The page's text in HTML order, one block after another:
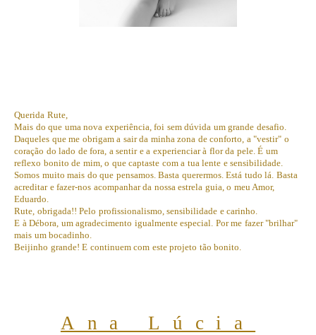
Querida Rute,
Mais do que uma nova experiência, foi sem dúvida um grande desafio.
Daqueles que me obrigam a sair da minha zona de conforto, a "vestir" o
coração do lado de fora, a sentir e a experienciar à flor da pele. É um
reflexo bonito de mim, o que captaste com a tua lente e sensibilidade.
Somos muito mais do que pensamos. Basta querermos. Está tudo lá. Basta
acreditar e fazer-nos acompanhar da nossa estrela guia, o meu Amor,
Eduardo.
Rute, obrigada!! Pelo profissionalismo, sensibilidade e carinho.
E à Débora, um agradecimento igualmente especial. Por me fazer "brilhar"
mais um bocadinho.
Beijinho grande! E continuem com este projeto tão bonito.
Ana Lúcia